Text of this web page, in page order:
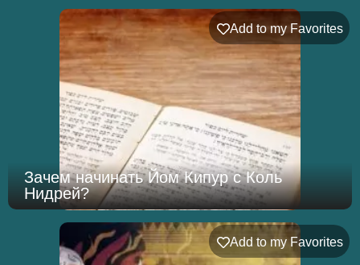
Add to my Favorites
Зачем начинать Йом Кипур с Коль
Нидрей?
Add to my Favorites